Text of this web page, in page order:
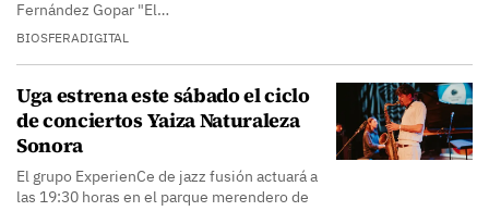
Fernández Gopar "El…
BIOSFERADIGITAL
Uga estrena este sábado el ciclo
de conciertos Yaiza Naturaleza
Sonora
El grupo ExperienCe de jazz fusión actuará a
las 19:30 horas en el parque merendero de